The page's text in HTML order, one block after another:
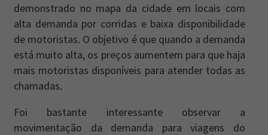
INSCREVER-SE
demonstrado no mapa da cidade em locais com
alta demanda por corridas e baixa disponibilidade
de motoristas. O objetivo é que quando a demanda
está muito alta, os preços aumentem para que haja
mais motoristas disponíveis para atender todas as
chamadas.
Foi bastante interessante observar a
movimentação da demanda para viagens do